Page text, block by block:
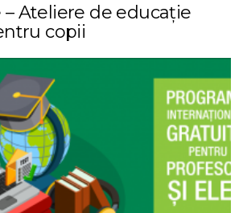
– Ateliere de educație
copii